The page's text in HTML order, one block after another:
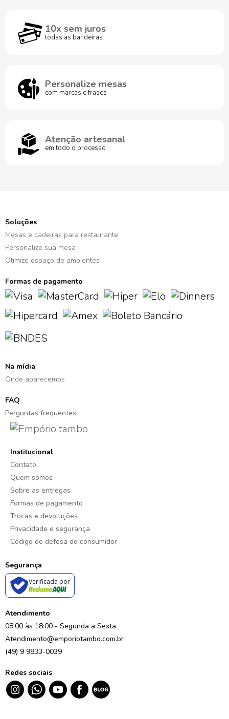
10x sem juros
todas as bandeiras
Personalize mesas
com marcas e frases
Atenção artesanal
em todo o processo
Soluções
Mesas e cadeiras para restaurante
Personalize sua mesa
Otimize espaço de ambientes
Formas de pagamento
Na mídia
Onde aparecemos
FAQ
Perguntas frequentes
Institucional
Contato
Quem somos
Sobre as entregas
Formas de pagamento
Trocas e devoluções
Privacidade e segurança
Código de defesa do consumidor
Segurança
Verificada por
Atendimento
08:00 às 18:00 - Segunda a Sexta
Atendimento@emporiotambo.com.br
(49) 9 9833-0039
Redes sociais